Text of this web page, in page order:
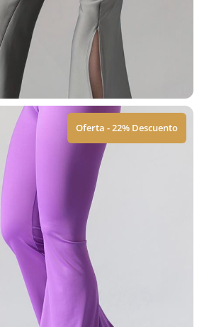
Leggings | Elite
$ 579.00 449.00
Ver Tallas
Leggings | ACM
579.00 $ 449.00
Ver Tallas
Oferta - 22% Descuento